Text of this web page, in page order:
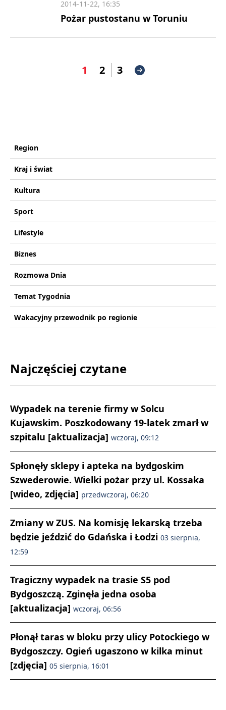
Pożar pustostanu w Toruniu
2014-11-22, 16:35
1 2 3
Region
Kraj i świat
Kultura
Sport
Lifestyle
Biznes
Rozmowa Dnia
Temat Tygodnia
Wakacyjny przewodnik po regionie
Najczęściej czytane
Wypadek na terenie firmy w Solcu
Kujawskim. Poszkodowany 19-latek zmarł w
szpitalu [aktualizacja] wczoraj, 09:12
Spłonęły sklepy i apteka na bydgoskim
Szwederowie. Wielki pożar przy ul. Kossaka
[wideo, zdjęcia] przedwczoraj, 06:20
Zmiany w ZUS. Na komisję lekarską trzeba
będzie jeździć do Gdańska i Łodzi 03 sierpnia,
12:59
Tragiczny wypadek na trasie S5 pod
Bydgoszczą. Zginęła jedna osoba
[aktualizacja] wczoraj, 06:56
Płonął taras w bloku przy ulicy Potockiego w
Bydgoszczy. Ogień ugaszono w kilka minut
[zdjęcia] 05 sierpnia, 16:01